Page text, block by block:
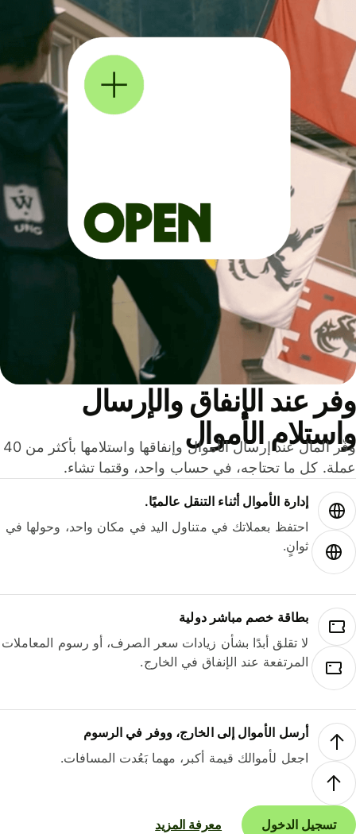
عند الإنفاق والإرسال
الأموال
وفّر المال عند إرسال الأموال وإنفاقها واستلامها بأكثر من 40
كل ما تحتاجه، في حساب واحد، وقتما تشاء.
إدارة الأموال أثناء التنقل عالميًا.
احتفظ بعملاتك في متناول اليد في مكان واحد، وحولها في
ثوانٍ.
بطاقة خصم مباشر دولية
لا تقلق أبدًا بشأن زيادات سعر الصرف، أو رسوم المعاملات
المرتفعة عند الإنفاق في الخارج.
أرسل الأموال إلى الخارج، ووفر في الرسوم
اجعل لأموالك قيمة أكبر، مهما بَعُدت المسافات.
تسجيل الدخول معرفة المزيد